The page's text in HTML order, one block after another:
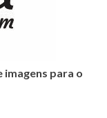
imagens para o